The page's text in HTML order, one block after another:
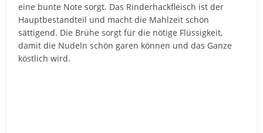
eine bunte Note sorgt. Das Rinderhackfleisch ist der
Hauptbestandteil und macht die Mahlzeit schön
sättigend. Die Brühe sorgt für die nötige Flüssigkeit,
damit die Nudeln schön garen können und das Ganze
köstlich wird.